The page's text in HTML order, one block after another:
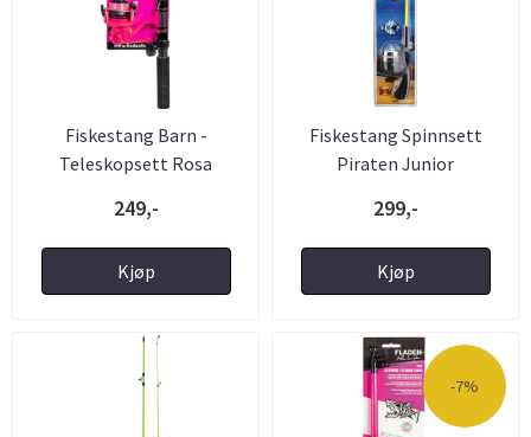
Fiskestang Barn -
Teleskopsett Rosa
249,-
Kjøp
Fiskestang Spinnsett
Piraten Junior
299,-
Kjøp
-7%